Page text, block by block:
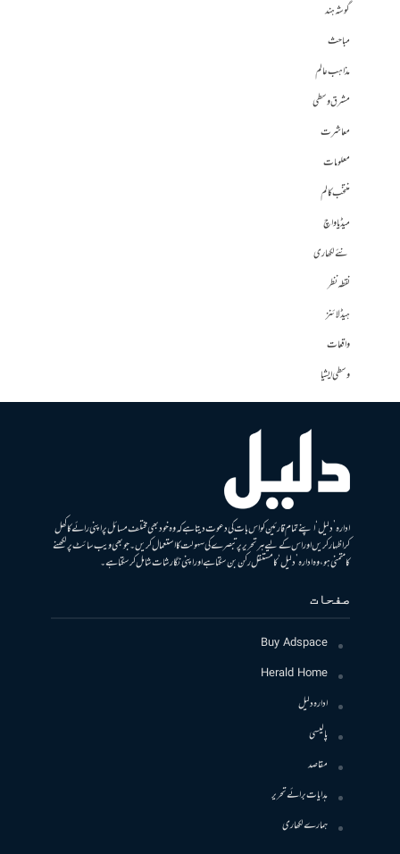
گوشہ ہند
مباحث
مذاہب عالم
مشرق وسطی
معاشرت
معلومات
منتخب کالم
میڈیا واچ
نئے لکھاری
نقطہ نظر
ہیڈلائنز
واقعات
وسطی ایشیا
ادارہ ’دلیل‘ اپنے تمام قارئین کو اس بات کی دعوت دیتا ہے کہ وہ خود بھی مختلف مسائل پر اپنی رائے کا کھل
کر اظہار کریں اور اس کے لیے ہر تحریر پر تبصرے کی سہولت کا استعمال کریں۔ جو بھی ویب سائٹ پر لکھنے
کا متمنی ہو، وہ ادارہ ’دلیل‘ کا مستقل رکن بن سکتا ہے اور اپنی نگارشات شامل کرسکتا ہے۔
صفحات
Buy Adspace
Herald Home
ادارہ دلیل
پالیسی
مقاصد
ہدایات برائے تحریر
ہمارے لکھاری